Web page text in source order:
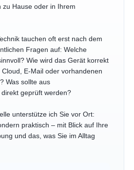
zu Hause oder in Ihrem
tauchen oft erst nach dem
Fragen auf: Welche
Wie wird das Gerät korrekt
Cloud, E-Mail oder vorhandenen
Was sollte aus
geprüft werden?
unterstütze ich Sie vor Ort:
praktisch – mit Blick auf Ihre
und das, was Sie im Alltag